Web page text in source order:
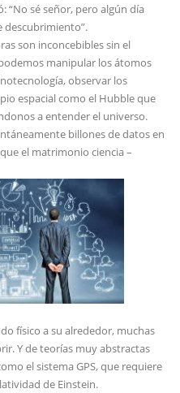
“No sé señor, pero algún día
descubrimiento”.
son inconcebibles sin el
manipular los átomos
observar los
espacial como el Hubble que
a entender el universo.
billones de datos en
el matrimonio ciencia –
físico a su alrededor, muchas
Y de teorías muy abstractas
el sistema GPS, que requiere
de Einstein.